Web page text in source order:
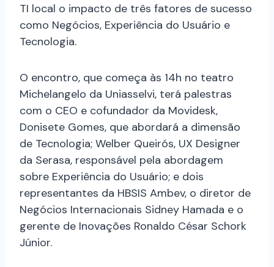
TI local o impacto de três fatores de sucesso
como Negócios, Experiência do Usuário e
Tecnologia.
O encontro, que começa às 14h no teatro
Michelangelo da Uniasselvi, terá palestras
com o CEO e cofundador da Movidesk,
Donisete Gomes, que abordará a dimensão
de Tecnologia; Welber Queirós, UX Designer
da Serasa, responsável pela abordagem
sobre Experiência do Usuário; e dois
representantes da HBSIS Ambev, o diretor de
Negócios Internacionais Sidney Hamada e o
gerente de Inovações Ronaldo César Schork
Júnior.